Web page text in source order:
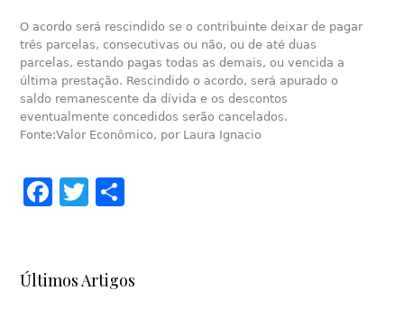
O acordo será rescindido se o contribuinte deixar de pagar
três parcelas, consecutivas ou não, ou de até duas
parcelas, estando pagas todas as demais, ou vencida a
última prestação. Rescindido o acordo, será apurado o
saldo remanescente da dívida e os descontos
eventualmente concedidos serão cancelados.
Fonte:Valor Econômico, por Laura Ignacio
Facebook
Twitter
Últimos Artigos